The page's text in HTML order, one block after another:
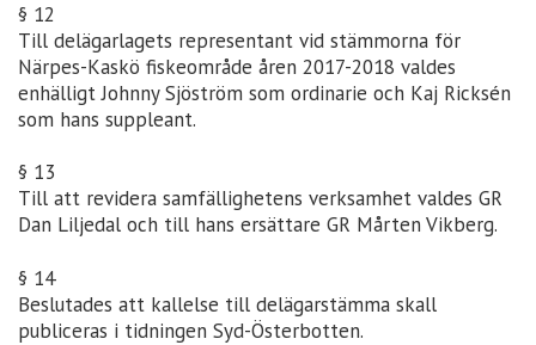
§ 12
Till delägarlagets representant vid stämmorna för
Närpes-Kaskö fiskeområde åren 2017-2018 valdes
enhälligt Johnny Sjöström som ordinarie och Kaj Ricksén
som hans suppleant.
§ 13
Till att revidera samfällighetens verksamhet valdes GR
Dan Liljedal och till hans ersättare GR Mårten Vikberg.
§ 14
Beslutades att kallelse till delägarstämma skall
publiceras i tidningen Syd-Österbotten.